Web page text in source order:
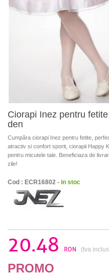
Ciorapi Inez pentru
den
Cumpăra ciorapi Inez pentru fetite,
atractiv si confort sporit, ciorapii Happy
pentru micutele tale. Beneficiaza de
zile!
Cod : ECR16802 - in stoc
20.48 RON (tva
PROMO